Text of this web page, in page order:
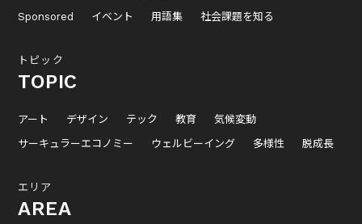
Sponsored
イベント 用語集 社会課題を知る
トピック
TOPIC
アート デザイン テック 教育
気候変動
サーキュラーエコノミー
ウェルビーイング 多様性 脱成長
エリア
AREA